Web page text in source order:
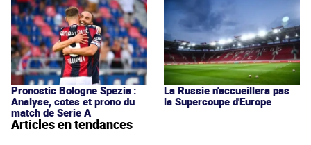
Pronostic Bologne Spezia :
Analyse, cotes et prono du
match de Serie A
La Russie n'accueillera pas
la Supercoupe d'Europe
Articles en tendances